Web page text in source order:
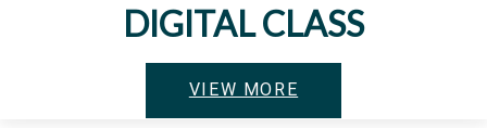
DIGITAL CLASS
VIEW MORE